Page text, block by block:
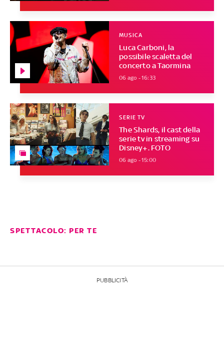
Luca Carboni, la
possibile scaletta del
concerto a Taormina
MUSICA
06 ago - 16:33
The Shards, il cast della
serie tv in streaming su
Disney+. FOTO
SERIE TV
06 ago - 15:00
SPETTACOLO: PER TE
PUBBLICITÀ